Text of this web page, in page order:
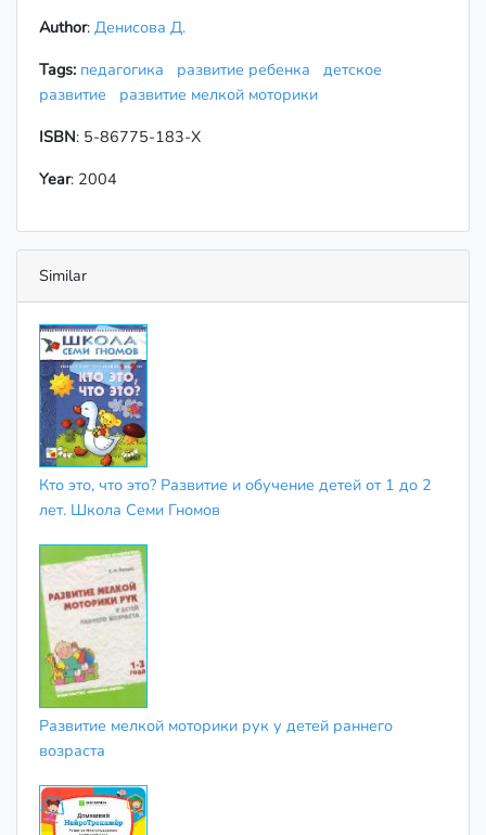
Author: Денисова Д.
Tags: педагогика развитие ребенка
детское
развитие
развитие мелкой моторики
ISBN: 5-86775-183-X
Year: 2004
Similar
Кто это, что это? Развитие и обучение детей от 1 до 2
лет. Школа Семи Гномов
Развитие мелкой моторики рук у детей раннего
возраста